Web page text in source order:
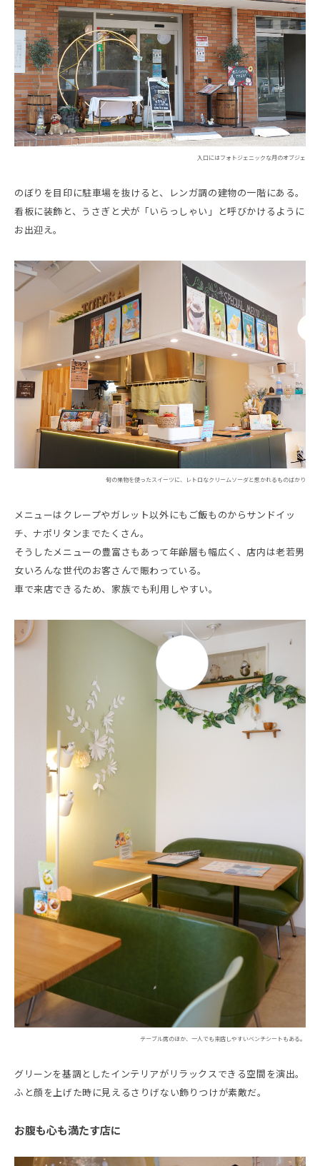
入口にはフォトジェニックな月のオブジェ
のぼりを目印に駐車場を抜けると、レンガ調の建物の一階にある。
看板に装飾と、うさぎと犬が「いらっしゃい」と呼びかけるように
お出迎え。
旬の果物を使ったスイーツに、レトロなクリームソーダと惹かれるものばかり
メニューはクレープやガレット以外にもご飯ものからサンドイッ
チ、ナポリタンまでたくさん。
そうしたメニューの豊富さもあって年齢層も幅広く、店内は老若男
女いろんな世代のお客さんで賑わっている。
車で来店できるため、家族でも利用しやすい。
テーブル席のほか、一人でも来店しやすいベンチシートもある。
グリーンを基調としたインテリアがリラックスできる空間を演出。
ふと顔を上げた時に見えるさりげない飾りつけが素敵だ。
お腹も心も満たす店に